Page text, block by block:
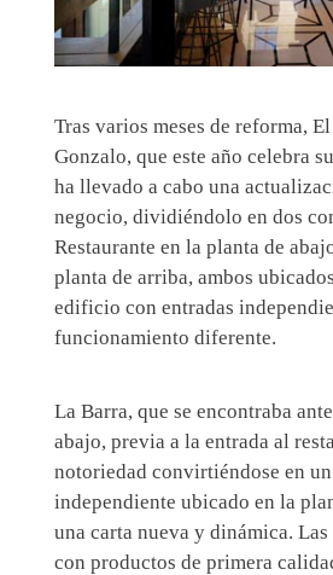
Tras varios meses de reforma,
Gonzalo, que este año celebra
ha llevado a cabo una
negocio, dividiéndolo en dos
Restaurante en la planta de
planta de arriba, ambos
edificio con entradas
funcionamiento diferente.
La Barra, que se encontraba
abajo, previa a la entrada al
notoriedad convirtiéndose en
independiente ubicado en la
una carta nueva y dinámica. Las
con productos de primera